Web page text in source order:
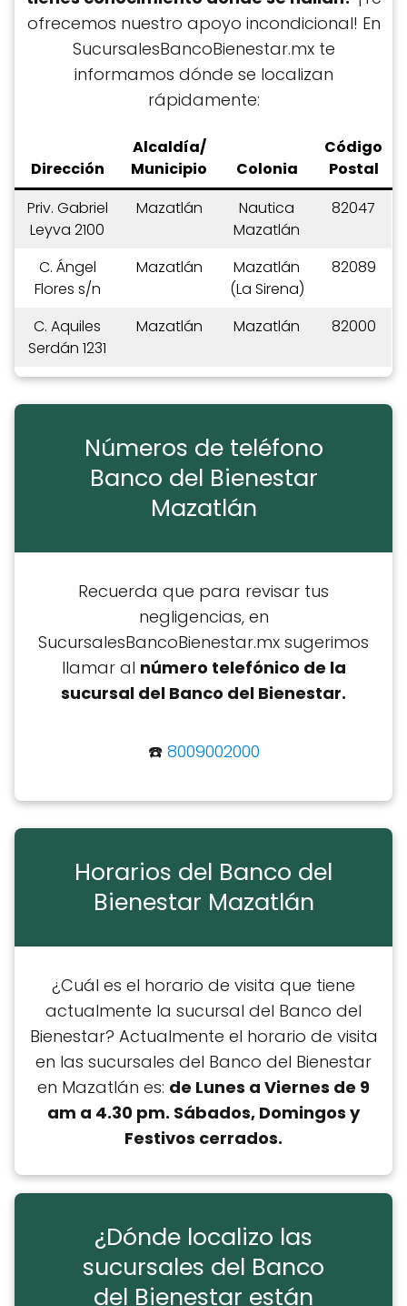
ofrecemos nuestro apoyo incondicional! En
SucursalesBancoBienestar.mx te
informamos dónde se localizan
rápidamente:
Dirección
Alcaldía/
Municipio
Colonia
Código
Postal
Priv. Gabriel
Leyva 2100
Mazatlán
Nautica
Mazatlán
82047
C. Ángel
Flores s/n
Mazatlán
Mazatlán
(La Sirena)
82089
C. Aquiles
Serdán 1231
Mazatlán Mazatlán 82000
Números de teléfono
Banco del Bienestar
Mazatlán
Recuerda que para revisar tus
negligencias, en
SucursalesBancoBienestar.mx sugerimos
llamar al número telefónico de la
sucursal del Banco del Bienestar.
☎️ 8009002000
Horarios del Banco del
Bienestar Mazatlán
¿Cuál es el horario de visita que tiene
actualmente la sucursal del Banco del
Bienestar? Actualmente el horario de visita
en las sucursales del Banco del Bienestar
en Mazatlán es: de Lunes a Viernes de 9
am a 4.30 pm. Sábados, Domingos y
Festivos cerrados.
¿Dónde localizo las
sucursales del Banco
del Bienestar están